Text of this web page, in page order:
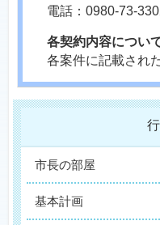
電話：0980-73-
各契約内容につい
各案件に記載され
市長の部屋
基本計画